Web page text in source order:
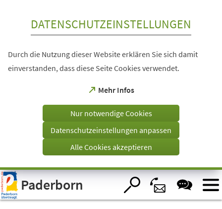
Visuelle
Assistenzsoftware
öffnen.
DATENSCHUTZEINSTELLUNGEN
Durch die Nutzung dieser Website erklären Sie sich damit
einverstanden, dass diese Seite Cookies verwendet.
Mehr Infos
(Öffnet
einem
Tab)
Nur notwendige Cookies
Datenschutzeinstellungen anpassen
Alle Cookies akzeptieren
Paderborn